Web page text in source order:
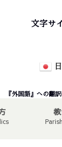
文字サ
『外国語』への翻